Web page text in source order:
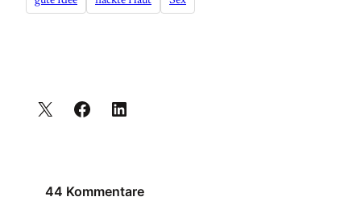
44 Kommentare